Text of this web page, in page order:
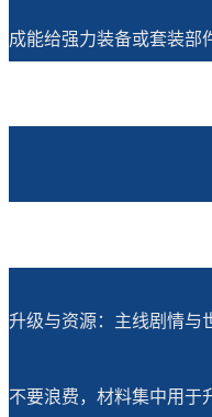
成能给强力装备或套装部
升级与资源：主线剧情与
不要浪费，材料集中用于